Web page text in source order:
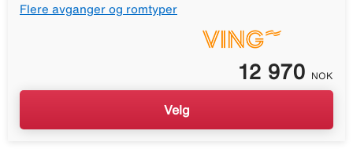
Flere avganger og romtyper
12 970 NOK
Velg